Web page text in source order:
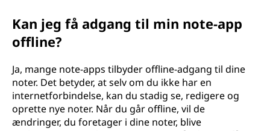
Kan jeg få adgang til min note-app
offline?
Ja, mange note-apps tilbyder offline-adgang til dine
noter. Det betyder, at selv om du ikke har en
internetforbindelse, kan du stadig se, redigere og
oprette nye noter. Når du går offline, vil de
ændringer, du foretager i dine noter, blive